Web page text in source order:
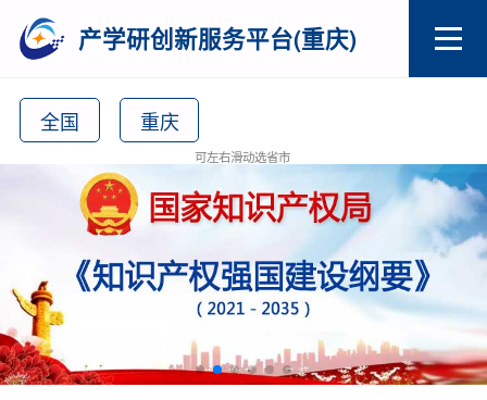
产学研创新服务平台(重庆)
全国 重庆
可左右滑动选省市